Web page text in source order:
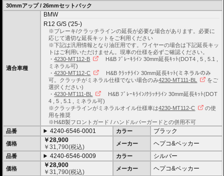
※車体の個体差によりブレーキ/クラッチラインの延長が必要な場合がありま
ブレーキ/クラッチラインの延長にはヘプコ&ベッカーの延長キットがおすすめ
をご確認ください。
30mmアップ / 26mmセットバック
適合車種
BMW
R12 G/S ('25-)
※ブレーキ/クラッチラインの延長が必要な場合があります。必要に
応じて適切な延長キットをご利用ください
※下記は汎用情報となり油圧用です。ワイヤーの場合は下記延長キッ
トはご利用いただけません。現車の仕様を必ずご確認ください。
・4230-MT112-B
H&B ﾌﾞﾚｰｷﾗｲﾝ 30mm延長ｷｯﾄ(DOT4 , 5 , 5.1 ,
ミネラル可)
・4230-MT112-C
H&B ｸﾗｯﾁﾗｲﾝ 30mm延長ｷｯﾄ(ミネラルのみ
可。クラッチがミネラル仕様でない場合のみ4230-MT111-BL
をご
選択ください)
・4230-MT111-BL
H&B ﾌﾞﾚｰｷﾗｲﾝ/ｸﾗｯﾁﾗｲﾝ 30mm延長ｷｯﾄ(DOT
4 , 5 , 5.1 , ミネラル可)
※クラッチラインがミネラルオイル仕様車は4230-MT112-C
の使
用を推奨
※H&B製フロントガード / ハンドルバーガードとの併用不可
品番
4240-6546-0001 カラー ブラック
価格
￥28,900
￥31,790(税込) メーカー ヘプコ&ベッカー
品番 4240-6546-0009 カラー シルバー
価格
￥28,900
￥31,790(税込) メーカー ヘプコ&ベッカー